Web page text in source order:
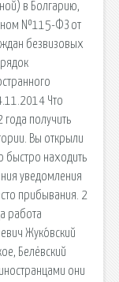
в Болгарию,
№115-ФЗ от
безвизовых
Что
года получить
Вы открыли
находить
уведомления
прибывания. 2
работа
Жуко́вский
Белёвский
они